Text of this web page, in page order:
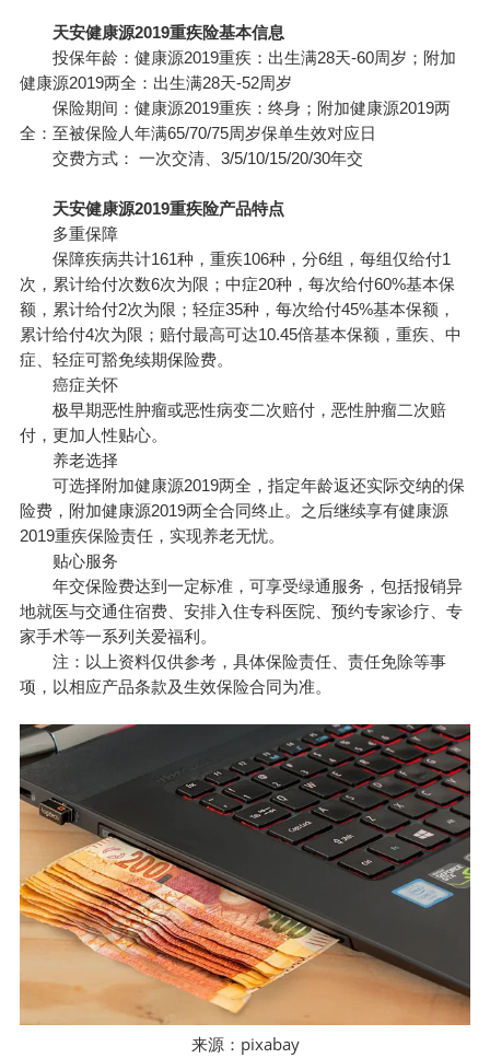
天安健康源2019重疾险基本信息
投保年龄：健康源2019重疾：出生满28天-60周岁；附加
健康源2019两全：出生满28天-52周岁
保险期间：健康源2019重疾：终身；附加健康源2019两
全：至被保险人年满65/70/75周岁保单生效对应日
交费方式： 一次交清、3/5/10/15/20/30年交
天安健康源2019重疾险产品特点
多重保障
保障疾病共计161种，重疾106种，分6组，每组仅给付1
次，累计给付次数6次为限；中症20种，每次给付60%基本保
额，累计给付2次为限；轻症35种，每次给付45%基本保额，
累计给付4次为限；赔付最高可达10.45倍基本保额，重疾、中
症、轻症可豁免续期保险费。
癌症关怀
极早期恶性肿瘤或恶性病变二次赔付，恶性肿瘤二次赔
付，更加人性贴心。
养老选择
可选择附加健康源2019两全，指定年龄返还实际交纳的保
险费，附加健康源2019两全合同终止。之后继续享有健康源
2019重疾保险责任，实现养老无忧。
贴心服务
年交保险费达到一定标准，可享受绿通服务，包括报销异
地就医与交通住宿费、安排入住专科医院、预约专家诊疗、专
家手术等一系列关爱福利。
注：以上资料仅供参考，具体保险责任、责任免除等事
项，以相应产品条款及生效保险合同为准。
来源： pixabay